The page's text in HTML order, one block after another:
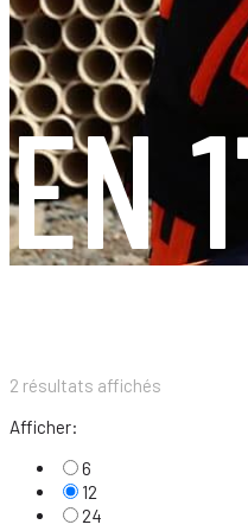
EN
2 résultats affichés
Afficher:
6
12
24